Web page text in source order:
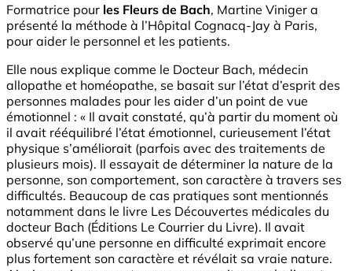
Formatrice pour les Fleurs de Bach, Martine Viniger a
présenté la méthode à l’Hôpital Cognacq-Jay à Paris,
pour aider le personnel et les patients.
Elle nous explique comme le Docteur Bach, médecin
allopathe et homéopathe, se basait sur l’état d’esprit des
personnes malades pour les aider d’un point de vue
émotionnel : « Il avait constaté, qu’à partir du moment où
il avait rééquilibré l’état émotionnel, curieusement l’état
physique s’améliorait (parfois avec des traitements de
plusieurs mois). Il essayait de déterminer la nature de la
personne, son comportement, son caractère à travers ses
difficultés. Beaucoup de cas pratiques sont mentionnés
notamment dans le livre Les Découvertes médicales du
docteur Bach (Éditions Le Courrier du Livre). Il avait
observé qu’une personne en difficulté exprimait encore
plus fortement son caractère et révélait sa vraie nature.